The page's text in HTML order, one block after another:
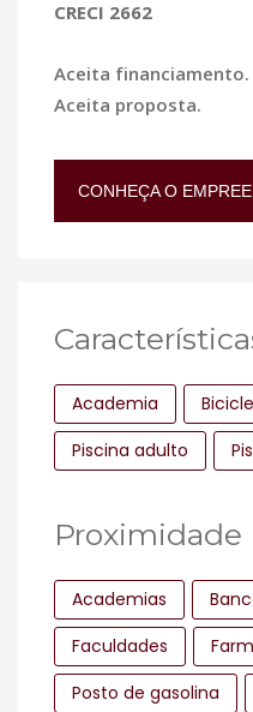
CRECI 2662
Aceita financiamento.
Aceita proposta.
CONHEÇA O
Academia
Piscina adulto
Proximidade
Academias
Faculdades
Posto de gasolina